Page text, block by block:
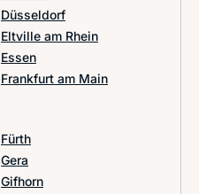
Düsseldorf
Eltville am Rhein
Essen
Frankfurt am Main
Fürth
Gera
Gifhorn